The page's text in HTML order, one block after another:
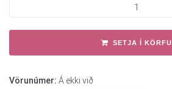
SETJA Í KÖRFU
Vörunúmer: Á ekki við